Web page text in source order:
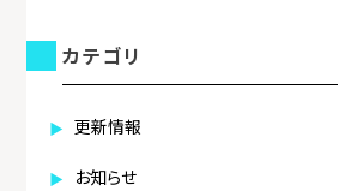
カテゴリ
更新情報
お知らせ